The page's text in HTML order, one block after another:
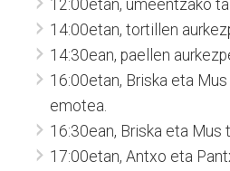
12:00etan, umeentzako
14:00etan, tortillen
14:30ean, paellen
16:00etan, Briska eta
emotea.
16:30ean, Briska eta Mus
17:00etan, Antxo eta